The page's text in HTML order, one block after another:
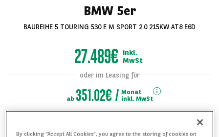
BMW 5er
BAUREIHE 5 TOURING 530 E M SPORT 2.0 215KW AT8 E6D
27.489€ inkl.
MwSt
oder im Leasing für
ab 351.02€
Monat
inkl. MwSt
By clicking “Accept All Cookies”, you agree to the storing of cookies on